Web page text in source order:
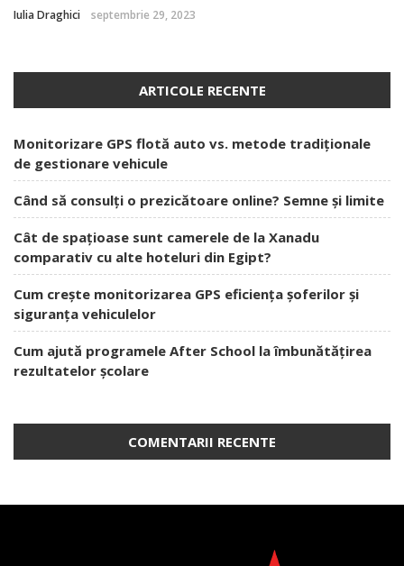
Iulia Draghici septembrie 29, 2023
ARTICOLE RECENTE
Monitorizare GPS flotă auto vs. metode tradiționale
de gestionare vehicule
Când să consulți o prezicătoare online? Semne și limite
Cât de spațioase sunt camerele de la Xanadu
comparativ cu alte hoteluri din Egipt?
Cum crește monitorizarea GPS eficiența șoferilor și
siguranța vehiculelor
Cum ajută programele After School la îmbunătățirea
rezultatelor școlare
COMENTARII RECENTE